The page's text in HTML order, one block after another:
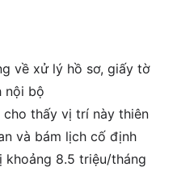
về xử lý hồ sơ, giấy tờ
nội bộ
thấy vị trí này thiên
và bám lịch cố định
khoảng 8.5 triệu/tháng